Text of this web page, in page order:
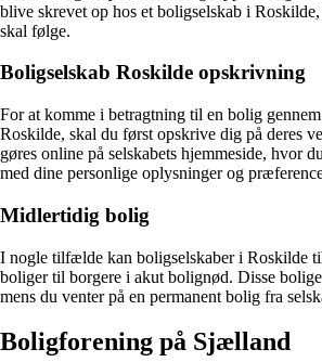
blive skrevet op hos et boligselskab i
skal følge.
Boligselskab Roskilde opskrivning
For at komme i betragtning til en bolig
Roskilde, skal du først opskrive dig på deres
gøres online på selskabets hjemmeside, hvor
med dine personlige oplysninger og
Midlertidig bolig
I nogle tilfælde kan boligselskaber i Roskilde
boliger til borgere i akut bolignød. Disse
mens du venter på en permanent bolig fra
Boligforening på Sjælland